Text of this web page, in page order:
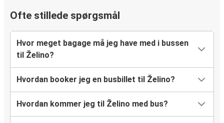
Ofte stillede spørgsmål
Hvor meget bagage må jeg have med i bussen
til Želino?
Hvordan booker jeg en busbillet til Želino?
Hvordan kommer jeg til Želino med bus?